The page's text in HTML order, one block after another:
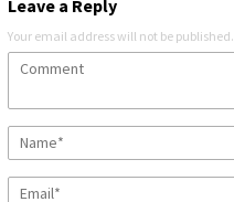
Leave a Reply
Your email address will not be published.